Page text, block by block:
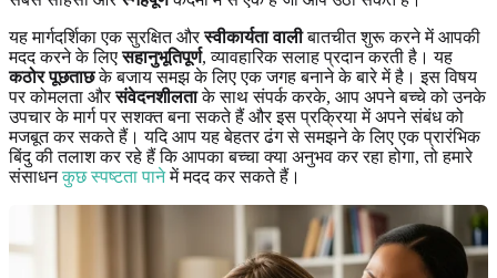
यह मार्गदर्शिका एक सुरक्षित औरस्वीकार्यता वालीबातचीत शुरू करने में आपकी
मदद करने के लिएसहानुभूतिपूर्ण, व्यावहारिक सलाह प्रदान करती है। यह
कठोर पूछताछके बजाय समझ के लिए एक जगह बनाने के बारे में है। इस विषय
पर कोमलता औरसंवेदनशीलताके साथ संपर्क करके, आप अपने बच्चे को उनके
उपचार के मार्ग पर सशक्त बना सकते हैं और इस प्रक्रिया में अपने संबंध को
मजबूत कर सकते हैं। यदि आप यह बेहतर ढंग से समझने के लिए एक प्रारंभिक
बिंदु की तलाश कर रहे हैं कि आपका बच्चा क्या अनुभव कर रहा होगा, तो हमारे
संसाधनकुछ स्पष्टता पानेमें मदद कर सकते हैं।